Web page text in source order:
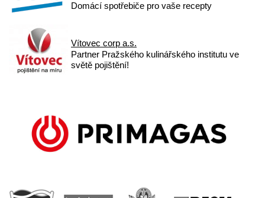
Domácí spotřebiče pro vaše recepty
Vítovec corp a.s.
Partner Pražského kulinářského institutu ve
světě pojištění!